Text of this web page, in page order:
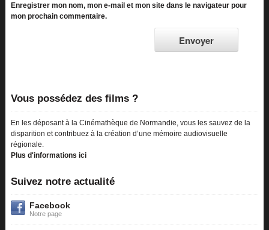
Enregistrer mon nom, mon e-mail et mon site dans le navigateur pour
mon prochain commentaire.
Vous possédez des films ?
En les déposant à la Cinémathèque de Normandie, vous les sauvez de la
disparition et contribuez à la création d’une mémoire audiovisuelle
régionale.
Plus d'informations ici
Suivez notre actualité
Facebook
Notre page